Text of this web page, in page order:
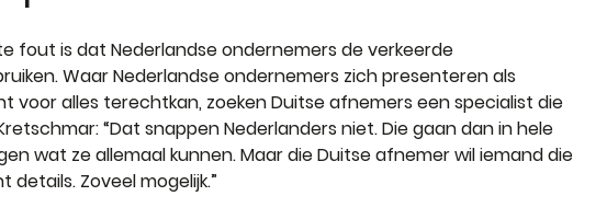
fout is dat Nederlandse ondernemers de verkeerde
Waar Nederlandse ondernemers zich presenteren als
voor alles terechtkan, zoeken Duitse afnemers een specialist die
“Dat snappen Nederlanders niet. Die gaan dan in hele
wat ze allemaal kunnen. Maar die Duitse afnemer wil iemand die
Zoveel mogelijk.”